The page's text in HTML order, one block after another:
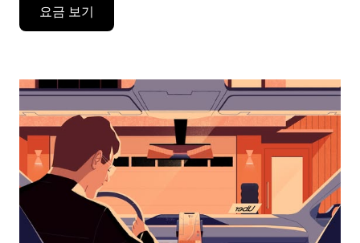
작
면
아
래
화
살
표
요금 보기